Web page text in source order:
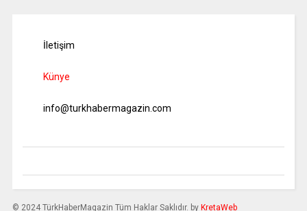
İletişim
Künye
info@turkhabermagazin.com
© 2024 TürkHaberMagazin Tüm Haklar Saklıdır. by KretaWeb